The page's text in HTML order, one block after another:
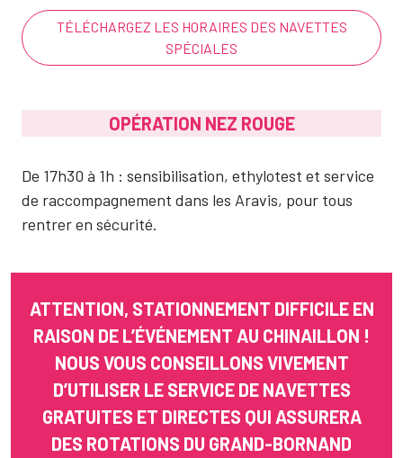
TÉLÉCHARGEZ LES HORAIRES DES NAVETTES
SPÉCIALES
OPÉRATION NEZ ROUGE
De 17h30 à 1h : sensibilisation, ethylotest et service
de raccompagnement dans les Aravis, pour tous
rentrer en sécurité.
ATTENTION, STATIONNEMENT DIFFICILE EN
RAISON DE L’ÉVÉNEMENT AU CHINAILLON !
NOUS VOUS CONSEILLONS VIVEMENT
D’UTILISER LE SERVICE DE NAVETTES
GRATUITES ET DIRECTES QUI ASSURERA
DES ROTATIONS DU GRAND-BORNAND